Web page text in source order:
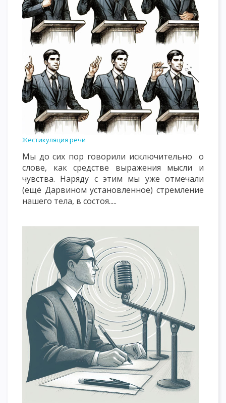
Жестикуляция речи
Мы до сих пор говорили исключительно о
слове, как средстве выражения мысли и
чувства. Наряду с этим мы уже отмечали
(ещё Дарвином установленное) стремление
нашего тела, в состоя.....